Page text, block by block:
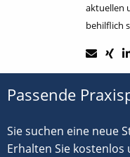
aktuellen
behilflich
Passende
Sie suchen eine neue
Erhalten Sie